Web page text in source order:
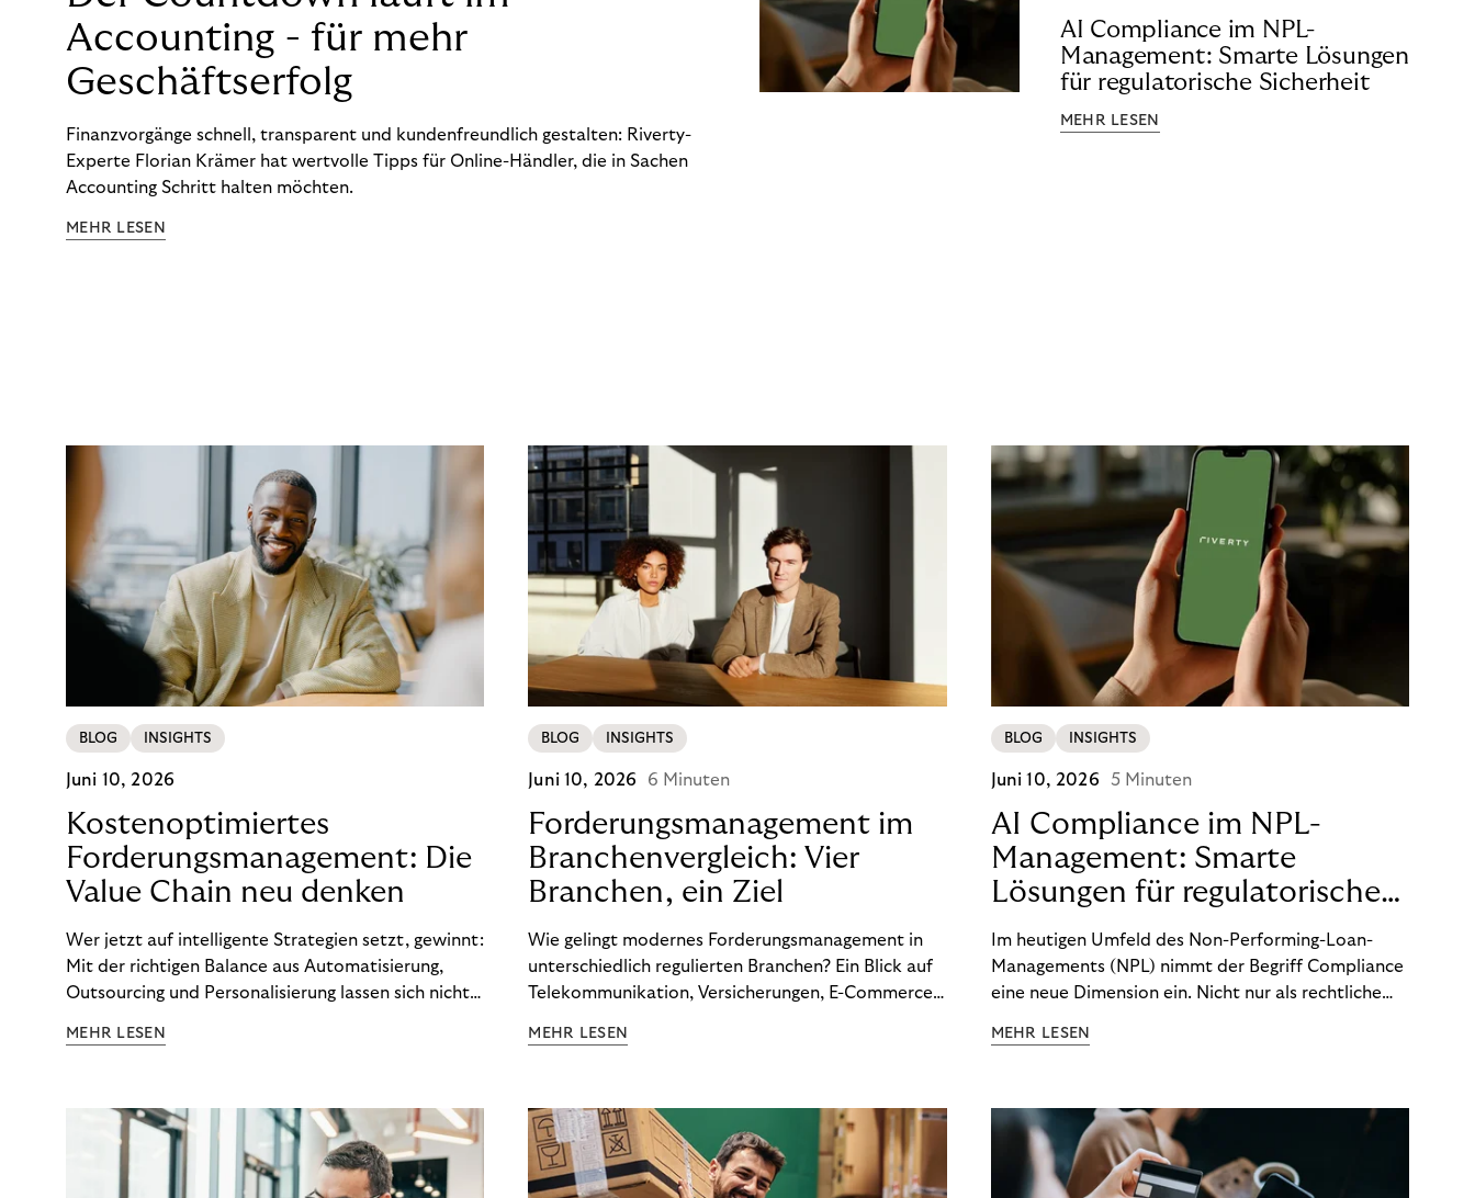
Accounting - für mehr
Geschäftserfolg
Finanzvorgänge schnell, transparent und kundenfreundlich gestalten: Riverty-
Experte Florian Krämer hat wertvolle Tipps für Online-Händler, die in Sachen
Accounting Schritt halten möchten.
MEHR LESEN
AI Compliance im NPL-
Management: Smarte Lösungen
für regulatorische Sicherheit
MEHR LESEN
BLOG INSIGHTS
Juni 10, 2026
Kostenoptimiertes
Forderungsmanagement: Die
Value Chain neu denken
Wer jetzt auf intelligente Strategien setzt, gewinnt:
Mit der richtigen Balance aus Automatisierung,
Outsourcing und Personalisierung lassen sich nicht
Ergebnisse sichern. Riverty zeigt, wie Recovery-
MEHR LESEN
BLOG INSIGHTS
Juni 10, 2026 6 Minuten
Forderungsmanagement im
Branchenvergleich: Vier
Branchen, ein Ziel
Wie gelingt modernes Forderungsmanagement in
unterschiedlich regulierten Branchen? Ein Blick auf
Telekommunikation, Versicherungen, E-Commerce
wirksam reduzieren will, braucht keine
MEHR LESEN
BLOG INSIGHTS
Juni 10, 2026 5 Minuten
AI Compliance im NPL-
Management: Smarte
Lösungen für regulatorische
Sicherheit
Im heutigen Umfeld des Non-Performing-Loan-
Managements (NPL) nimmt der Begriff Compliance
eine neue Dimension ein. Nicht nur als rechtliche
Wettbewerbsvorteil. In einem Umfeld steigender
(DSGVO) – geraten viele Unternehmen an die
Grenzen traditioneller Compliance-Mechanismen.
MEHR LESEN